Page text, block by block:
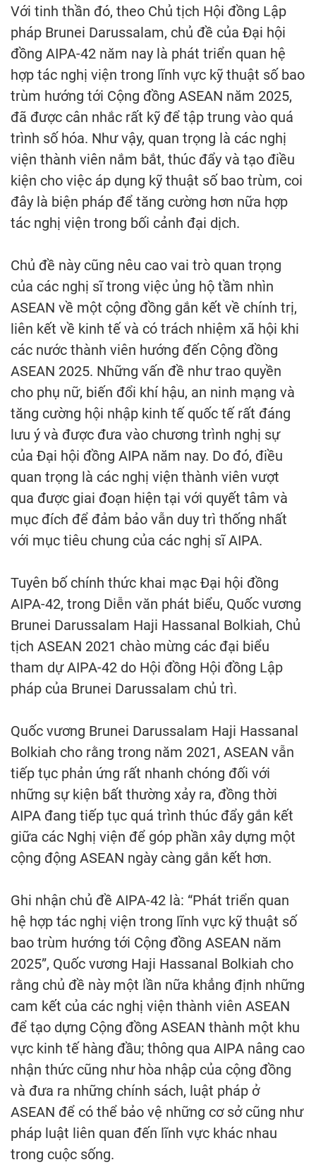
Với tinh thần đó, theo Chủ tịch Hội đồng Lập
pháp Brunei Darussalam, chủ đề của Đại hội
đồng AIPA-42 năm nay là phát triển quan hệ
hợp tác nghị viện trong lĩnh vực kỹ thuật số bao
trùm hướng tới Cộng đồng ASEAN năm 2025,
đã được cân nhắc rất kỹ để tập trung vào quá
trình số hóa. Như vậy, quan trọng là các nghị
viện thành viên nắm bắt, thúc đẩy và tạo điều
kiện cho việc áp dụng kỹ thuật số bao trùm, coi
đây là biện pháp để tăng cường hơn nữa hợp
tác nghị viện trong bối cảnh đại dịch.
Chủ đề này cũng nêu cao vai trò quan trọng
của các nghị sĩ trong việc ủng hộ tầm nhìn
ASEAN về một cộng đồng gắn kết về chính trị,
liên kết về kinh tế và có trách nhiệm xã hội khi
các nước thành viên hướng đến Cộng đồng
ASEAN 2025. Những vấn đề như trao quyền
cho phụ nữ, biến đổi khí hậu, an ninh mạng và
tăng cường hội nhập kinh tế quốc tế rất đáng
lưu ý và được đưa vào chương trình nghị sự
của Đại hội đồng AIPA năm nay. Do đó, điều
quan trọng là các nghị viện thành viên vượt
qua được giai đoạn hiện tại với quyết tâm và
mục đích để đảm bảo vẫn duy trì thống nhất
với mục tiêu chung của các nghị sĩ AIPA.
Tuyên bố chính thức khai mạc Đại hội đồng
AIPA-42, trong Diễn văn phát biểu, Quốc vương
Brunei Darussalam Haji Hassanal Bolkiah, Chủ
tịch ASEAN 2021 chào mừng các đại biểu
tham dự AIPA-42 do Hội đồng Hội đồng Lập
pháp của Brunei Darussalam chủ trì.
Quốc vương Brunei Darussalam Haji Hassanal
Bolkiah cho rằng trong năm 2021, ASEAN vẫn
tiếp tục phản ứng rất nhanh chóng đối với
những sự kiện bất thường xảy ra, đồng thời
AIPA đang tiếp tục quá trình thúc đẩy gắn kết
giữa các Nghị viện để góp phần xây dựng một
cộng động ASEAN ngày càng gắn kết hơn.
Ghi nhận chủ đề AIPA-42 là: “Phát triển quan
hệ hợp tác nghị viện trong lĩnh vực kỹ thuật số
bao trùm hướng tới Cộng đồng ASEAN năm
2025”, Quốc vương Haji Hassanal Bolkiah cho
rằng chủ đề này một lần nữa khẳng định những
cam kết của các nghị viện thành viên ASEAN
để tạo dựng Cộng đồng ASEAN thành một khu
vực kinh tế hàng đầu; thông qua AIPA nâng cao
nhận thức cũng như hòa nhập của cộng đồng
và đưa ra những chính sách, luật pháp ở
ASEAN để có thể bảo vệ những cơ sở cũng như
pháp luật liên quan đến lĩnh vực khác nhau
trong cuộc sống.